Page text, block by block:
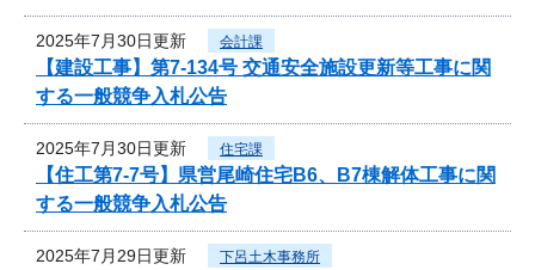
2025年7月30日更新 会計課
【建設工事】第7-134号 交通安全施設更新等工事に関
する一般競争入札公告
2025年7月30日更新 住宅課
【住工第7-7号】県営尾崎住宅B6、B7棟解体工事に関
する一般競争入札公告
2025年7月29日更新 下呂土木事務所